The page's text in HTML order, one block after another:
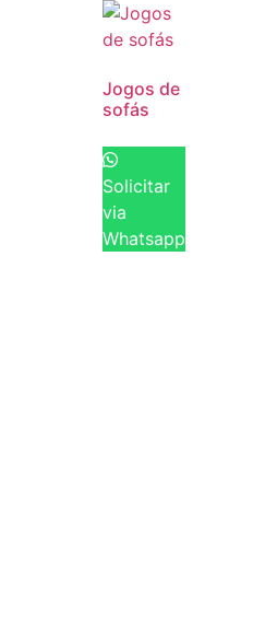
Jogos de
sofás
Solicitar
via
Whatsapp